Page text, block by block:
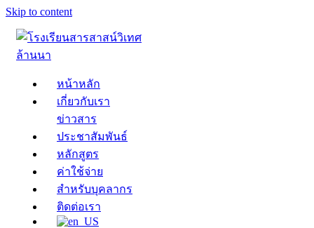
Skip to content
หน้าหลัก
เกี่ยวกับเรา
ข่าวสาร
ประชาสัมพันธ์
หลักสูตร
ค่าใช้จ่าย
สำหรับบุคลากร
ติดต่อเรา